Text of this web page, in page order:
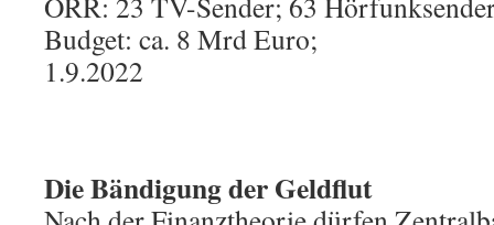
Budget: ca. 8 Mrd Euro;
1.9.2022
Die Bändigung der Geldflut